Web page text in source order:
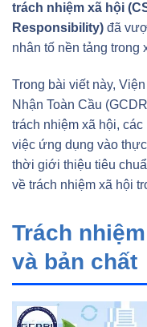
trách nhiệm xã hội
Responsibility) đã
nhân tố nền tảng
Trong bài viết này,
Nhận Toàn Cầu
trách nhiệm xã hội,
việc ứng dụng vào
thời giới thiệu tiêu
về trách nhiệm xã hội
Trách
và bản chất